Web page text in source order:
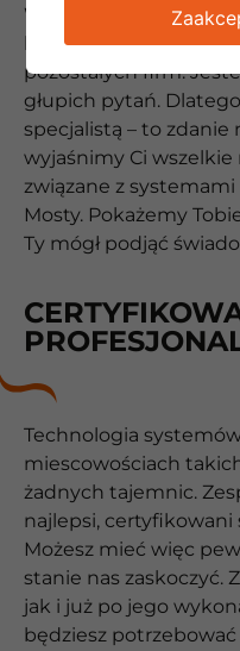
Wysoka kultura
klienta to coś, co
pozostałych firm.
głupich pytań.
specjalistą – to zdanie
wyjaśnimy Ci wszelkie
związane z
Mosty. Pokażemy
Ty mógł podjąć
Technologia
miescowościach
żadnych tajemnic.
najlepsi, certyfikowani
Możesz mieć więc
stanie nas zaskoczyć.
jak i już po jego
będziesz